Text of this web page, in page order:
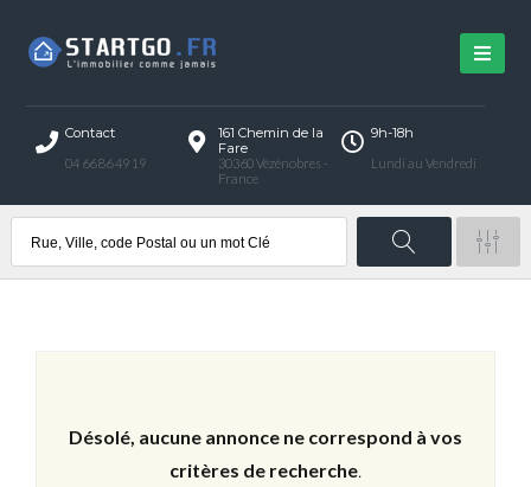
Contact
04 66 86 49 19
161 Chemin de la
Fare
30360 Vézénobres -
France
9h-18h
Lundi au Vendredi
Désolé, aucune annonce ne correspond à vos
critères de recherche.